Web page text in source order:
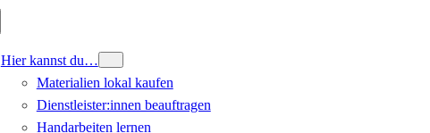
Hier kannst du…
Materialien lokal kaufen
Dienstleister:innen beauftragen
Handarbeiten lernen